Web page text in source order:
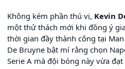
Không kém phần thú vị, Kevin
một thử thách mới khi đồng ý
thời gian đầy thành công tại
De Bruyne bật mí rằng chọn
Serie A mà đội bóng này vừa